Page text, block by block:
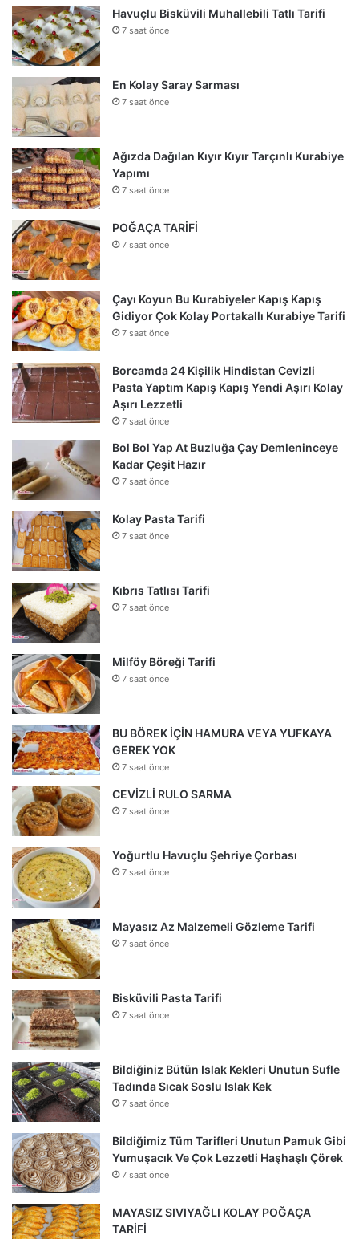
Havuçlu Bisküvili Muhallebili Tatlı Tarifi
7 saat önce
En Kolay Saray Sarması
7 saat önce
Ağızda Dağılan Kıyır Kıyır Tarçınlı Kurabiye
Yapımı
7 saat önce
POĞAÇA TARİFİ
7 saat önce
Çayı Koyun Bu Kurabiyeler Kapış Kapış
Gidiyor Çok Kolay Portakallı Kurabiye Tarifi
7 saat önce
Borcamda 24 Kişilik Hindistan Cevizli
Pasta Yaptım Kapış Kapış Yendi Aşırı Kolay
Aşırı Lezzetli
7 saat önce
Bol Bol Yap At Buzluğa Çay Demleninceye
Kadar Çeşit Hazır
7 saat önce
Kolay Pasta Tarifi
7 saat önce
Kıbrıs Tatlısı Tarifi
7 saat önce
Milföy Böreği Tarifi
7 saat önce
BU BÖREK İÇİN HAMURA VEYA YUFKAYA
GEREK YOK
7 saat önce
CEVİZLİ RULO SARMA
7 saat önce
Yoğurtlu Havuçlu Şehriye Çorbası
7 saat önce
Mayasız Az Malzemeli Gözleme Tarifi
7 saat önce
Bisküvili Pasta Tarifi
7 saat önce
Bildiğiniz Bütün Islak Kekleri Unutun Sufle
Tadında Sıcak Soslu Islak Kek
7 saat önce
Bildiğimiz Tüm Tarifleri Unutun Pamuk Gibi
Yumuşacık Ve Çok Lezzetli Haşhaşlı Çörek
7 saat önce
MAYASIZ SIVIYAĞLI KOLAY POĞAÇA
TARİFİ